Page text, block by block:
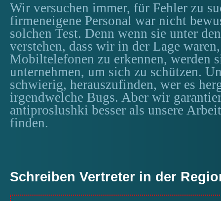
Wir versuchen immer, für Fehler zu
firmeneigene Personal war nicht
solchen Test. Denn wenn sie unter
verstehen, dass wir in der Lage
Mobiltelefonen zu erkennen, werden
unternehmen, um sich zu schützen.
schwierig, herauszufinden, wer es
irgendwelche Bugs. Aber wir
antiproslushki besser als unsere
finden.
Schreiben Vertreter in der